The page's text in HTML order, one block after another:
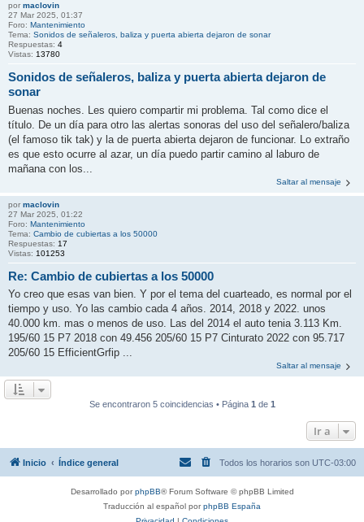
por maclovin
27 Mar 2025, 01:37
Foro: Mantenimiento
Tema: Sonidos de señaleros, baliza y puerta abierta dejaron de sonar
Respuestas: 4
Vistas: 13780
Sonidos de señaleros, baliza y puerta abierta dejaron de
sonar
Buenas noches. Les quiero compartir mi problema. Tal como dice el
título. De un día para otro las alertas sonoras del uso del señalero/baliza
(el famoso tik tak) y la de puerta abierta dejaron de funcionar. Lo extraño
es que esto ocurre al azar, un día puedo partir camino al laburo de
mañana con los...
Saltar al mensaje
por maclovin
27 Mar 2025, 01:22
Foro: Mantenimiento
Tema: Cambio de cubiertas a los 50000
Respuestas: 17
Vistas: 101253
Re: Cambio de cubiertas a los 50000
Yo creo que esas van bien. Y por el tema del cuarteado, es normal por el
tiempo y uso. Yo las cambio cada 4 años. 2014, 2018 y 2022. unos
40.000 km. mas o menos de uso. Las del 2014 el auto tenia 3.113 Km.
195/60 15 P7 2018 con 49.456 205/60 15 P7 Cinturato 2022 con 95.717
205/60 15 EfficientGrfip ...
Saltar al mensaje
Se encontraron 5 coincidencias • Página 1 de 1
Ir a
Inicio Índice general Todos los horarios son UTC-03:00
Desarrollado porphpBB® Forum Software © phpBB Limited
Traducción al español porphpBB España